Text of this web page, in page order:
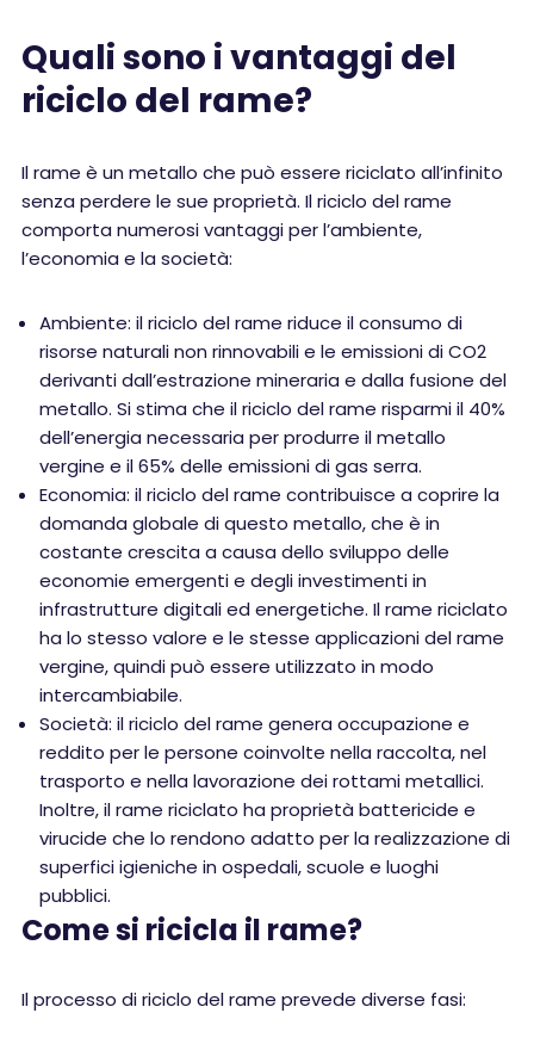
Quali sono i vantaggi del
riciclo del rame?
Il rame è un metallo che può essere riciclato all’infinito
senza perdere le sue proprietà. Il riciclo del rame
comporta numerosi vantaggi per l’ambiente,
l’economia e la società:
Ambiente: il riciclo del rame riduce il consumo di
risorse naturali non rinnovabili e le emissioni di CO2
derivanti dall’estrazione mineraria e dalla fusione del
metallo. Si stima che il riciclo del rame risparmi il 40%
dell’energia necessaria per produrre il metallo
vergine e il 65% delle emissioni di gas serra.
Economia: il riciclo del rame contribuisce a coprire la
domanda globale di questo metallo, che è in
costante crescita a causa dello sviluppo delle
economie emergenti e degli investimenti in
infrastrutture digitali ed energetiche. Il rame riciclato
ha lo stesso valore e le stesse applicazioni del rame
vergine, quindi può essere utilizzato in modo
intercambiabile.
Società: il riciclo del rame genera occupazione e
reddito per le persone coinvolte nella raccolta, nel
trasporto e nella lavorazione dei rottami metallici.
Inoltre, il rame riciclato ha proprietà battericide e
virucide che lo rendono adatto per la realizzazione di
superfici igieniche in ospedali, scuole e luoghi
pubblici.
Come si ricicla il rame?
Il processo di riciclo del rame prevede diverse fasi: